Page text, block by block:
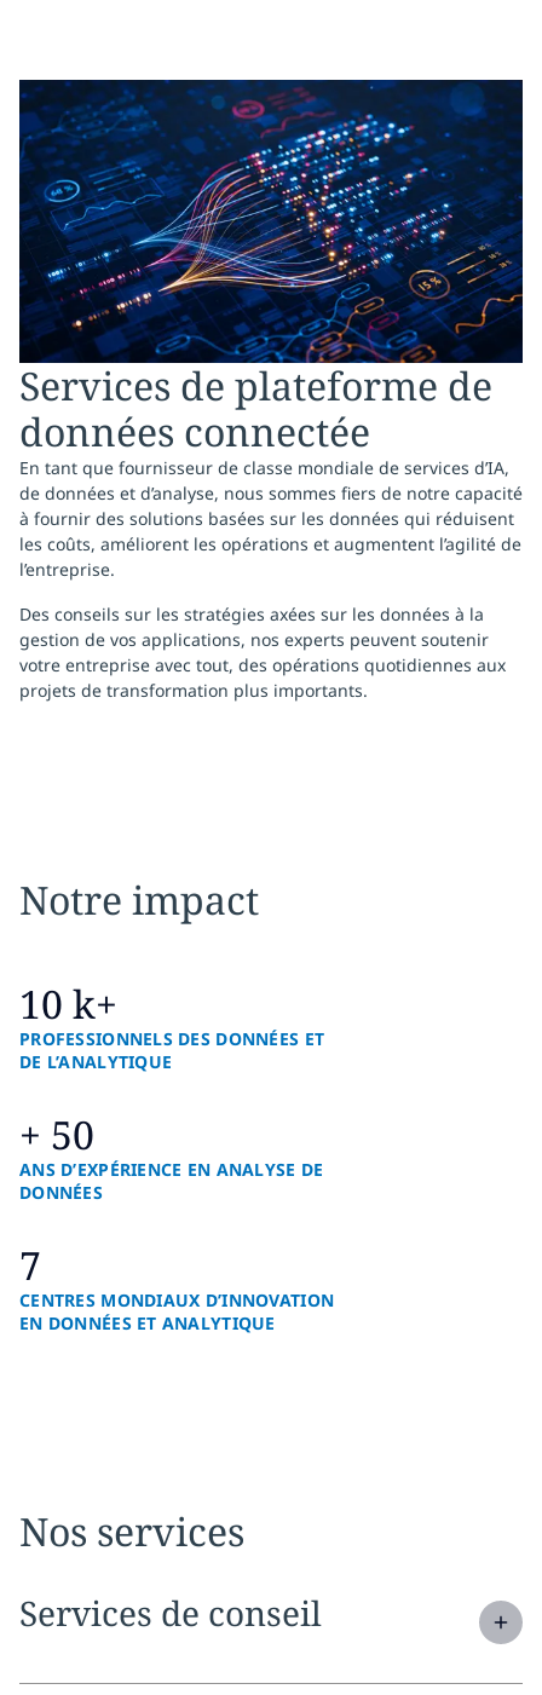
Services de plateforme de
données connectée
En tant que fournisseur de classe mondiale de services d’IA,
de données et d’analyse, nous sommes fiers de notre capacité
à fournir des solutions basées sur les données qui réduisent
les coûts, améliorent les opérations et augmentent l’agilité de
l’entreprise.
Des conseils sur les stratégies axées sur les données à la
gestion de vos applications, nos experts peuvent soutenir
votre entreprise avec tout, des opérations quotidiennes aux
projets de transformation plus importants.
Notre impact
10 k+
PROFESSIONNELS DES DONNÉES ET
DE L’ANALYTIQUE
+ 50
ANS D’EXPÉRIENCE EN ANALYSE DE
DONNÉES
7
CENTRES MONDIAUX D’INNOVATION
EN DONNÉES ET ANALYTIQUE
Nos services
Expandservice section:
Services de conseil